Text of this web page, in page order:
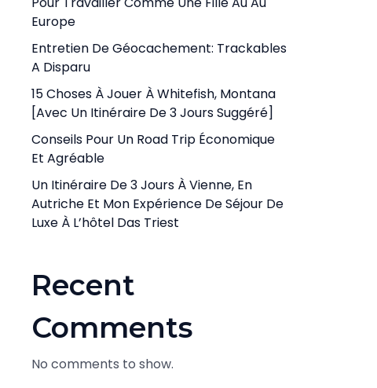
Europe
Entretien De Géocachement: Trackables
A Disparu
15 Choses À Jouer À Whitefish, Montana
[avec Un Itinéraire De 3 Jours Suggéré]
Conseils Pour Un Road Trip Économique
Et Agréable
Un Itinéraire De 3 Jours À Vienne, En
Autriche Et Mon Expérience De Séjour De
Luxe À L’hôtel Das Triest
Recent
Comments
No comments to show.